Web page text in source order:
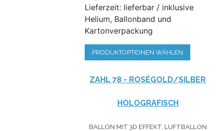
Lieferzeit: lieferbar / inklusive
Helium, Ballonband und
Kartonverpackung
PRODUKTOPTIONEN WÄHLEN
ZAHL 78 - ROSÉGOLD/SILBER
HOLOGRAFISCH
BALLON MIT 3D EFFEKT, LUFTBALLON